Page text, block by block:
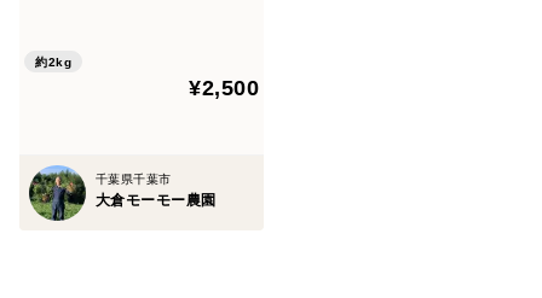
約2kg
¥2,500
千葉県千葉市
大倉モーモー農園